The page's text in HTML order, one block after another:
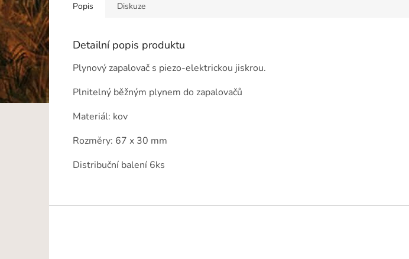
Popis Diskuze
Detailní popis produktu
Plynový zapalovač s piezo-elektrickou jiskrou.
Plnitelný běžným plynem do zapalovačů
Materiál: kov
Rozměry: 67 x 30 mm
Distribuční balení 6ks